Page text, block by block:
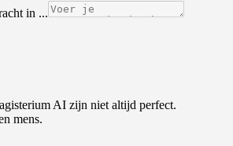
in ...
AI zijn niet altijd perfect.
mens.